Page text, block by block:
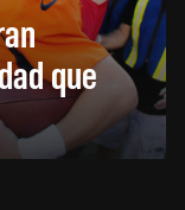
que